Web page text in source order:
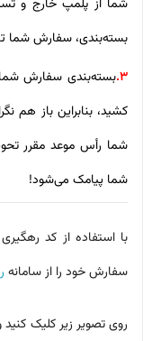
شما از پلمپ خارج و
بسته‌بندی، سفارش شما
3.بسته‌بندی سفارش
کشید، بنابراین باز هم
شما رأس موعد مقرر
شما پیامک می‌شود!
با استفاده از کد
سفارش خود را از سامانه